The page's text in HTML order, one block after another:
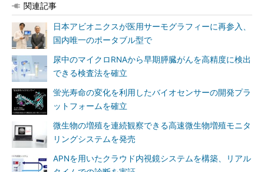
関連記事
日本アビオニクスが医用サーモグラフィーに再参入、
国内唯一のポータブル型で
尿中のマイクロRNAから早期膵臓がんを高精度に検出
できる検査法を確立
蛍光寿命の変化を利用したバイオセンサーの開発プラ
ットフォームを確立
微生物の増殖を連続観察できる高速微生物増殖モニタ
リングシステムを発売
APNを用いたクラウド内視鏡システムを構築、リアル